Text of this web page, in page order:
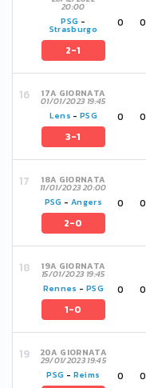
20:00
PSG -
Strasburgo
2-1
0 0
17A GIORNATA
01/01/2023 19:45
Lens -PSG
3-1
0 0
18A GIORNATA
11/01/2023 20:00
PSG - Angers
2-0
0 0
19A GIORNATA
15/01/2023 19:45
Rennes - PSG
1-0
0 0
20A GIORNATA
29/01/2023 19:45
PSG - Reims 0 0